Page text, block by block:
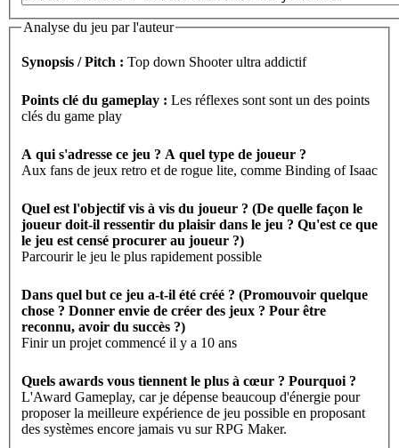
Analyse du jeu par l'auteur
Synopsis / Pitch : Top down Shooter ultra addictif
Points clé du gameplay :
clés du game play
A qui s'adresse ce jeu ? A quel type de joueur ?
Aux fans de jeux retro et de rogue lite, comme Binding of Isaac
Quel est l'objectif vis à vis du joueur ? (De quelle façon le
joueur doit-il ressentir du plaisir dans le jeu ? Qu'est ce que
le jeu est censé procurer au joueur ?)
Parcourir le jeu le plus rapidement possible
Dans quel but ce jeu a-t-il été créé ? (Promouvoir quelque
chose ? Donner envie de créer des jeux ? Pour être
reconnu, avoir du succès ?)
Finir un projet commencé il y a 10 ans
Quels awards vous tiennent le plus à cœur ? Pourquoi ?
L'Award Gameplay, car je dépense beaucoup d'énergie pour
proposer la meilleure expérience de jeu possible en proposant
des systèmes encore jamais vu sur RPG Maker.